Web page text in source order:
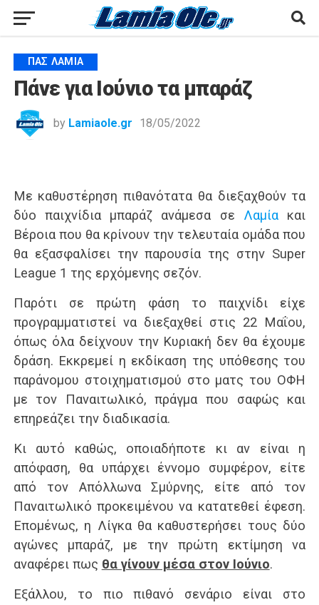
ΠΑΣ ΛΑΜΊΑ
Πάνε για Ιούνιο τα μπαράζ
by Lamiaole.gr 18/05/2022
Με καθυστέρηση πιθανότατα θα διεξαχθούν τα
δύο παιχνίδια μπαράζ ανάμεσα σε Λαμία και
Βέροια που θα κρίνουν την τελευταία ομάδα που
θα εξασφαλίσει την παρουσία της στην Super
League 1 της ερχόμενης σεζόν.
Παρότι σε πρώτη φάση το παιχνίδι είχε
προγραμματιστεί να διεξαχθεί στις 22 Μαΐου,
όπως όλα δείχνουν την Κυριακή δεν θα έχουμε
δράση. Εκκρεμεί η εκδίκαση της υπόθεσης του
παράνομου στοιχηματισμού στο ματς του ΟΦΗ
με τον Παναιτωλικό, πράγμα που σαφώς και
επηρεάζει την διαδικασία.
Κι αυτό καθώς, οποιαδήποτε κι αν είναι η
απόφαση, θα υπάρχει έννομο συμφέρον, είτε
από τον Απόλλωνα Σμύρνης, είτε από τον
Παναιτωλικό προκειμένου να κατατεθεί έφεση.
Επομένως, η Λίγκα θα καθυστερήσει τους δύο
αγώνες μπαράζ, με την πρώτη εκτίμηση να
αναφέρει πως θα γίνουν μέσα στον Ιούνιο.
Εξάλλου, το πιο πιθανό σενάριο είναι στο